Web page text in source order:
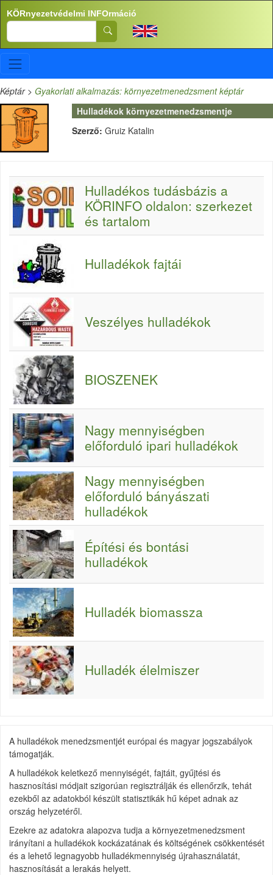
Ugrás a tartalomra
KÖRnyezetvédelmi INFOrmáció
Search
Képtár> Gyakorlati alkalmazás: környezetmenedzsment képtár
Hulladékok környezetmenedzsmentje
Szerző: Gruiz Katalin
Hulladékos tudásbázis a
KÖRINFO oldalon: szerkezet
és tartalom
Hulladékok fajtái
Veszélyes hulladékok
BIOSZENEK
Nagy mennyiségben
előforduló ipari hulladékok
Nagy mennyiségben
előforduló bányászati
hulladékok
Építési és bontási
hulladékok
Hulladék biomassza
Hulladék élelmiszer
A hulladékok menedzsmentjét európai és magyar jogszabályok
támogatják.
A hulladékok keletkező mennyiségét, fajtáit, gyűjtési és
hasznosítási módjait szigorúan regisztrálják és ellenőrzik, tehát
ezekből az adatokból készült statisztikák hű képet adnak az
ország helyzetéről.
Ezekre az adatokra alapozva tudja a környezetmenedzsment
irányítani a hulladékok kockázatának és költségének csökkentését
és a lehető legnagyobb hulladékmennyiség újrahasználatát,
hasznosítását a lerakás helyett.